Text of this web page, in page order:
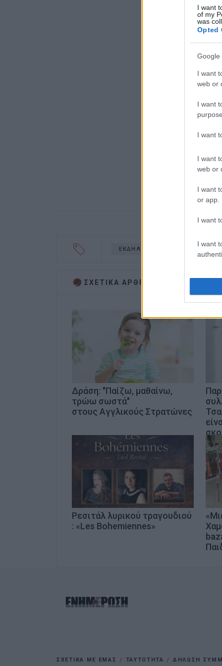
I want
of my
was
Opted
Google
I want
web or
I want
I want
I want
web or
I want
or app.
I want
I want
ΕΚΔΗΛΩΣΗ
ΣΧΕΤΙΚA AΡΘΡΑ
Δράση: "Παίζω, μαθαίνω,
τρώω σωστά"
στους Αγγλικούς Στρατώνες
Ρεσιτάλ λυρικού τραγουδιού
: «Les Bohemiennes»
ΣΧΕΤΙΚΑ ΜΕ ΕΜΑΣ ΤΑΥΤΟΤΗΤΑ ΔΗΛΩΣΗ